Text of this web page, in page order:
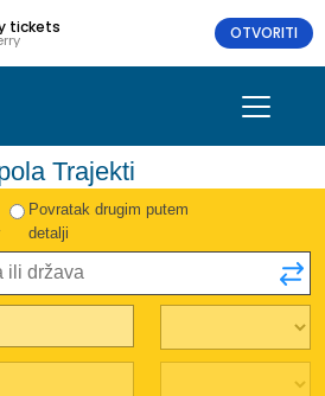
tickets OTVORITI
Trajekti
Povratak drugim putem
detalji